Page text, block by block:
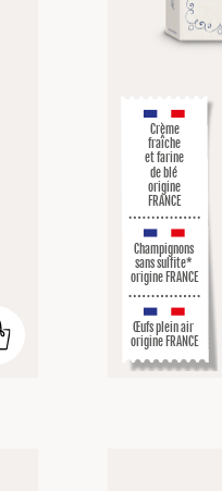
Crème
fraîche
et farine
de blé
origine
FRANCE
Champignons
sans sulfite*
origine FRANCE
Œufs plein air
origine FRANCE